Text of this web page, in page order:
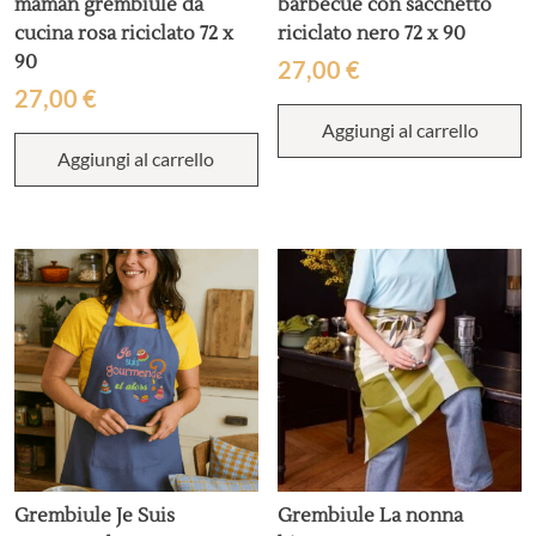
cucina rosa riciclato 72 x
90
27,00 €
Aggiungi al carrello
riciclato nero 72 x 90
27,00€
Aggiungi al carrello
Grembiule Je Suis
Grembiule La nonna